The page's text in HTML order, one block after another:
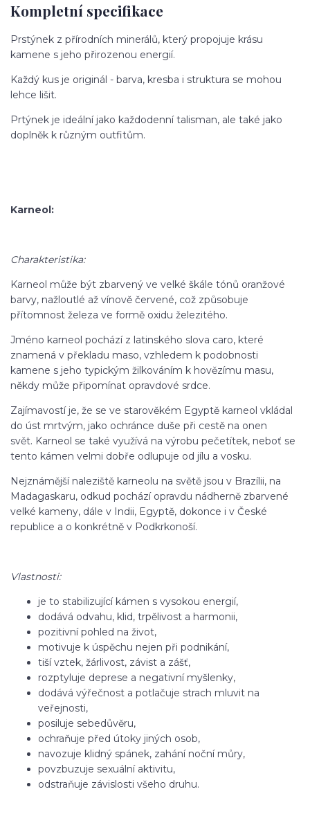
Kompletní specifikace
Prstýnek z přírodních minerálů, který propojuje krásu
kamene s jeho přirozenou energií.
Každý kus je originál - barva, kresba i struktura se mohou
lehce lišit.
Prtýnek je ideální jako každodenní talisman, ale také jako
doplněk k různým outfitům.
Karneol:
Charakteristika:
Karneol může být zbarvený ve velké škále tónů oranžové
barvy, nažloutlé až vínově červené, což způsobuje
přítomnost železa ve formě oxidu železitého.
Jméno karneol pochází z latinského slova caro, které
znamená v překladu maso, vzhledem k podobnosti
kamene s jeho typickým žilkováním k hovězímu masu,
někdy může připomínat opravdové srdce.
Zajímavostí je, že se ve starověkém Egyptě karneol vkládal
do úst mrtvým, jako ochránce duše při cestě na onen
svět. Karneol se také využívá na výrobu pečetítek, neboť se
tento kámen velmi dobře odlupuje od jílu a vosku.
Nejznámější naleziště karneolu na světě jsou v Brazílii, na
Madagaskaru, odkud pochází opravdu nádherně zbarvené
velké kameny, dále v Indii, Egyptě, dokonce i v České
republice a o konkrétně v Podkrkonoší.
Vlastnosti:
je to stabilizující kámen s vysokou energií,
dodává odvahu, klid, trpělivost a harmonii,
pozitivní pohled na život,
motivuje k úspěchu nejen při podnikání,
tiší vztek, žárlivost, závist a zášť,
rozptyluje deprese a negativní myšlenky,
dodává výřečnost a potlačuje strach mluvit na
veřejnosti,
posiluje sebedůvěru,
ochraňuje před útoky jiných osob,
navozuje klidný spánek, zahání noční můry,
povzbuzuje sexuální aktivitu,
odstraňuje závislosti všeho druhu.